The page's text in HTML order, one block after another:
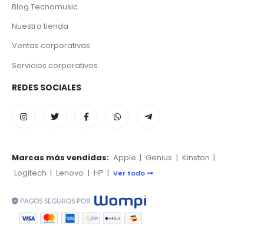
Blog Tecnomusic
Nuestra tienda
Ventas corporativas
Servicios corporativos
REDES SOCIALES
Marcas más vendidas: Apple | Genius | Kinston |
Logitech | Lenovo | HP | Ver todo